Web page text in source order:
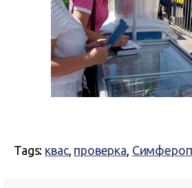
Tags: квас, проверка